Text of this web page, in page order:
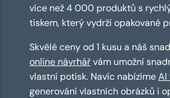
více než 4 000 produktů s
tiskem, který vydrží opakované
Skvělé ceny od 1 kusu a náš
online návrhářvám umožní
vlastní potisk. Navíc nabízímeAI
generování vlastních obrázků i